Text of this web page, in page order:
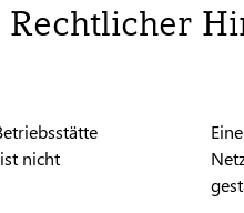
Rechtlicher
nicht